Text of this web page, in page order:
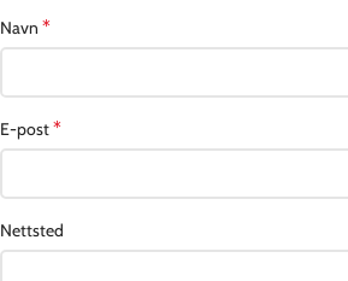
Navn *
E-post*
Nettsted